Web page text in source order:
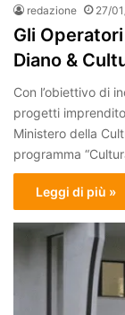
redazione 27/
Gli
Diano &
Con l’obiettivo di
progetti
Ministero della
programma
Leggi di più »